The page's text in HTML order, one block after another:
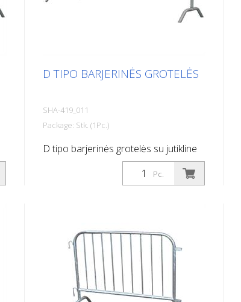
D TIPO BARJERINĖS GROTELĖS
SHA-419_011
Package: Stk. (1Pc.)
D tipo barjerinės grotelės su jutikline
juosta, ilgis: 2,00 m, 14 juostų
Pc.